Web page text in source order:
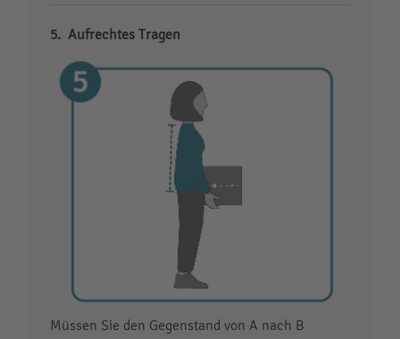
Aufrechtes Tragen
Müssen Sie den Gegenstand von A nach B